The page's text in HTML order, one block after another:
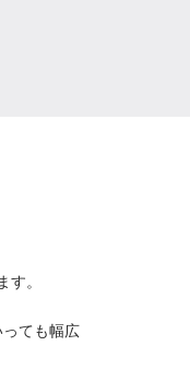
。
ても幅広